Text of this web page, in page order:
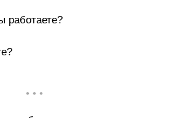
• • •